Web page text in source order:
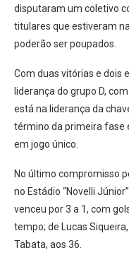
disputaram um coletivo
titulares que estiveram
poderão ser poupados.
Com duas vitórias e dois
liderança do grupo D,
está na liderança da
término da primeira fase
em jogo único.
No último compromisso
no Estádio “Novelli
venceu por 3 a 1, com
tempo; de Lucas
Tabata, aos 36.